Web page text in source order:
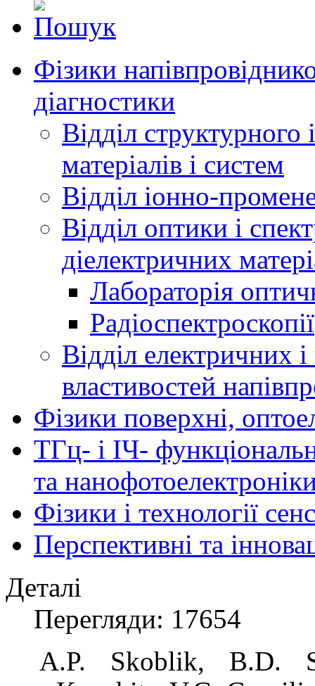
Фізики
діагностики
Відділ структурного
матеріалів і систем
Відділ іонно-
Відділ оптики і
діелектричних
Лабораторія
Радіоспектроскопії
Відділ електричних
властивостей
Фізики поверхні,
ТГц- і ІЧ-
та
Фізики і технології
Перспективні та
Деталі
Перегляди: 17654
A.P. Skoblik, B.D.